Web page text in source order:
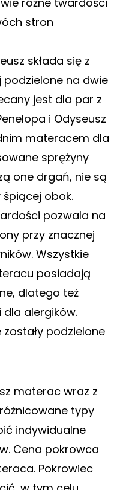
stron
składa się z
na dwie
jest dla par z
i Odyseusz
materacem dla
sprężyny
one drgań, nie są
obok.
pozwala na
przy znacznej
Wszystkie
posiadają
dlatego też
alergików.
podzielone
materac wraz z
typy
indywidualne
Cena pokrowca
Pokrowiec